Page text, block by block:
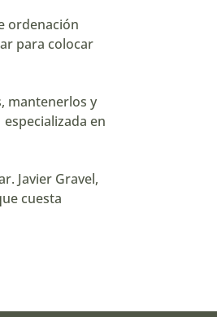
ordenación
para colocar
mantenerlos y
en
Javier Gravel,
cuesta